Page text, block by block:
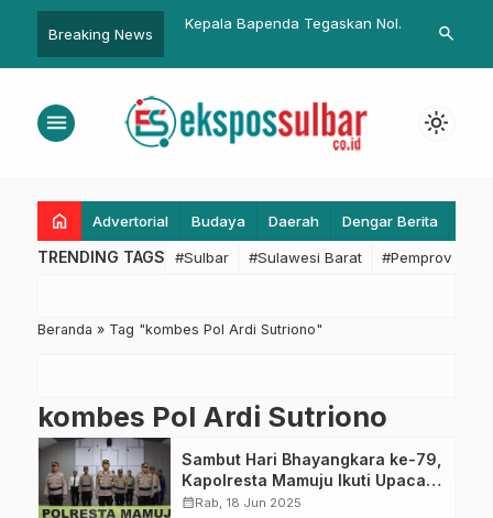
Breaking News
Gelar Aksi Donor
Kepala Bapenda Tegaskan Nol
Office Samsat Layani Sepenuh
Bupati-
Idul Fitri
search
menu light_mode
home Advertorial Budaya Daerah Dengar Berita
TRENDING TAGS #Sulbar #Sulawesi Barat #Pemprov
Beranda » Tag "kombes Pol Ardi Sutriono"
kombes Pol Ardi Sutriono
Sambut Hari Bhayangkara ke-79,
Kapolresta Mamuju Ikuti Upacara
Pemuliaan Nilai-Nilai Luhur
calendar_monthRab, 18 Jun 2025